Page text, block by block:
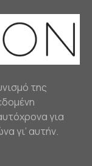
της
για
γι’ αυτήν.